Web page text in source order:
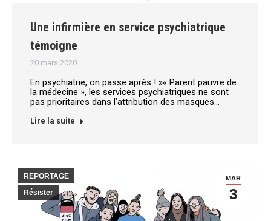
Une infirmière en service psychiatrique
témoigne
20 mars 2020
En psychiatrie, on passe après ! »« Parent pauvre de
la médecine », les services psychiatriques ne sont
pas prioritaires dans l’attribution des masques…
Lire la suite
MAR
3
REPORTAGE
Résister